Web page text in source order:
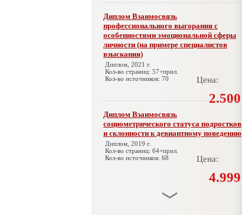
Диплом Взаимосвязь
профессионального выгорания с
особенностями эмоциональной сферы
личности (на примере специалистов
взыскания)
Диплом, 2021 г.
Кол-во страниц: 57+прил.
Кол-во источников: 70
Цена:
2.500
Диплом Взаимосвязь
социометрического статуса подростков
и склонности к девиантному поведению
Диплом, 2019 г.
Кол-во страниц: 64+прил.
Кол-во источников: 68
Цена:
4.999